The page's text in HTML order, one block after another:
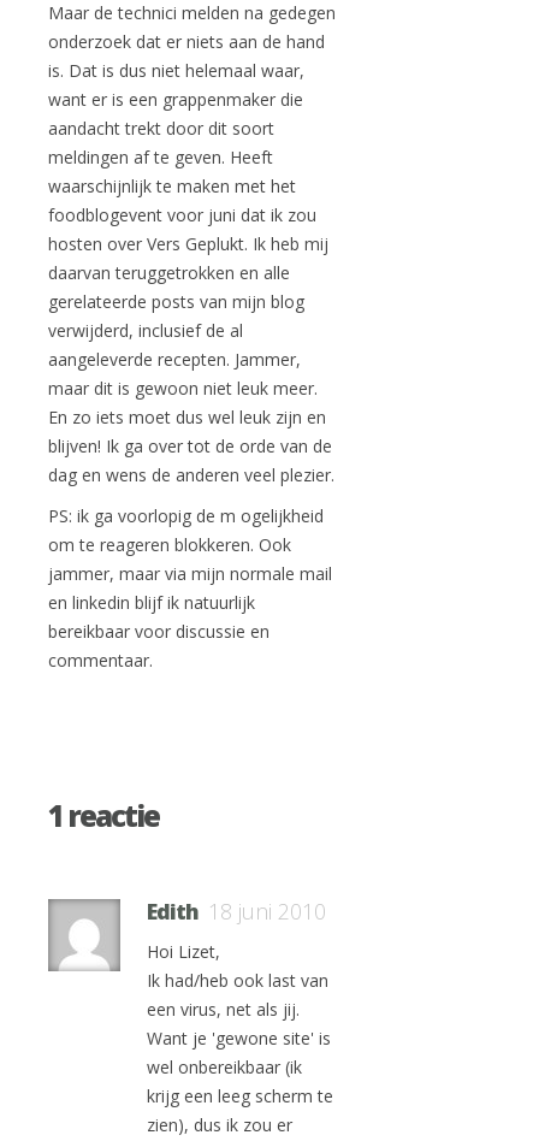
Maar de technici melden na gedegen
onderzoek dat er niets aan de hand
is. Dat is dus niet helemaal waar,
want er is een grappenmaker die
aandacht trekt door dit soort
meldingen af te geven. Heeft
waarschijnlijk te maken met het
foodblogevent voor juni dat ik zou
hosten over Vers Geplukt. Ik heb mij
daarvan teruggetrokken en alle
gerelateerde posts van mijn blog
verwijderd, inclusief de al
aangeleverde recepten. Jammer,
maar dit is gewoon niet leuk meer.
En zo iets moet dus wel leuk zijn en
blijven! Ik ga over tot de orde van de
dag en wens de anderen veel plezier.
PS: ik ga voorlopig de m ogelijkheid
om te reageren blokkeren. Ook
jammer, maar via mijn normale mail
en linkedin blijf ik natuurlijk
bereikbaar voor discussie en
commentaar.
1 reactie
Edith 18 juni 2010
Hoi Lizet,
Ik had/heb ook last van
een virus, net als jij.
Want je 'gewone site' is
wel onbereikbaar (ik
krijg een leeg scherm te
zien), dus ik zou er